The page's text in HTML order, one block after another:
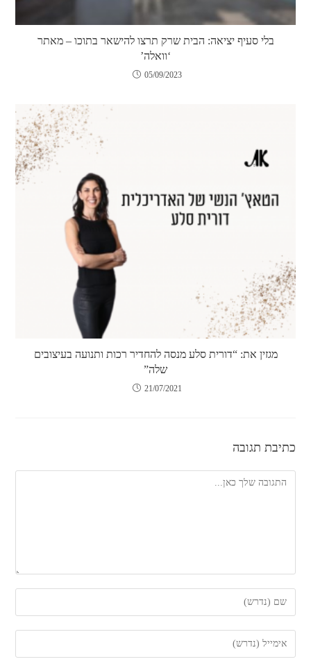
בלי סעיף יציאה: הבית שרק תרצו להישאר בתוכו – מאתר
‘וואלה’
05/09/2023
מגזין את: “דורית סלע מנסה להחדיר רכות ותנועה בעיצובים
שלה”
21/07/2021
כתיבת תגובה
להגיב
את
השם
שלך
את